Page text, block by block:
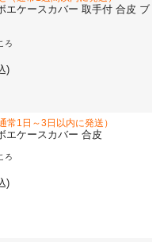
エケースカバー 取手付 合皮 ブ
ろ
)
常1日～3日以内に発送）
エケースカバー 合皮
ろ
)
レット